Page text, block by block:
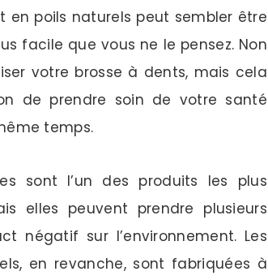
en poils naturels peut sembler être
facile que vous ne le pensez. Non
votre brosse à dents, mais cela
de prendre soin de votre santé
temps.
sont l’un des produits les plus
elles peuvent prendre plusieurs
négatif sur l’environnement. Les
en revanche, sont fabriquées à